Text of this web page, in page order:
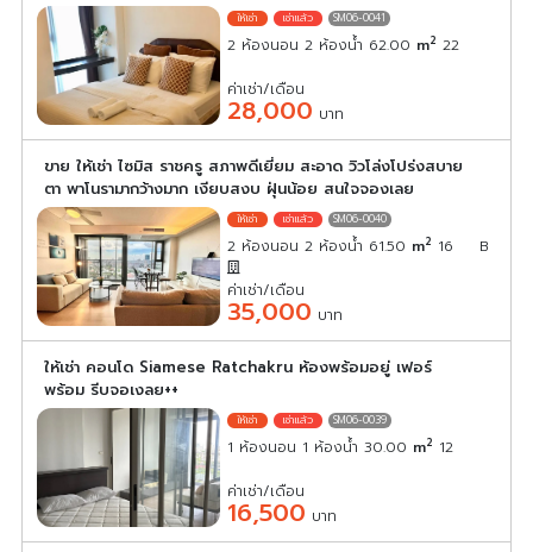
SM06-0041
2 ห้องนอน 2 ห้องน้ำ 62.00 m2 22
ค่าเช่า/เดือน
28,000 บาท
ขาย ให้เช่า ไซมิส ราชครู สภาพดีเยี่ยม สะอาด วิวโล่งโปร่งสบาย
ตา พาโนรามากว้างมาก เงียบสงบ ฝุ่นน้อย สนใจจองเลย
SM06-0040
2 ห้องนอน 2 ห้องน้ำ 61.50 m2 16 B
ค่าเช่า/เดือน
35,000 บาท
ให้เช่า คอนโด Siamese Ratchakru ห้องพร้อมอยู่ เฟอร์
พร้อม รีบจอเงลย++
SM06-0039
1 ห้องนอน 1 ห้องน้ำ 30.00 m2 12
ค่าเช่า/เดือน
16,500 บาท